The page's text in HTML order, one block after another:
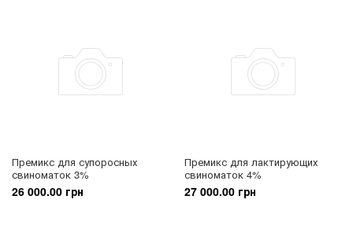
Премикс для супоросных
свиноматок 3%
26 000.00 грн
Премикс для лактирующих
свиноматок 4%
27 000.00 грн